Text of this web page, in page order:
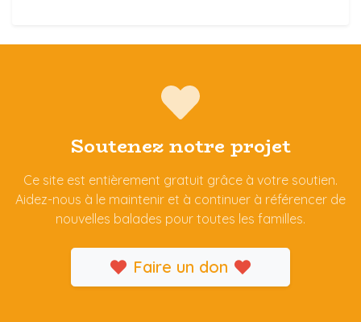
Soutenez notre projet
Ce site est entièrement gratuit grâce à votre soutien.
Aidez-nous à le maintenir et à continuer à référencer de
nouvelles balades pour toutes les familles.
Faire un don